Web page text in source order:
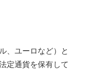
、ユーロなど）と
定通貨を保有して